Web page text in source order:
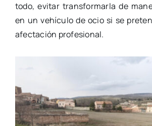
todo, evitar transformarla de
en un vehículo de ocio si se
afectación profesional.